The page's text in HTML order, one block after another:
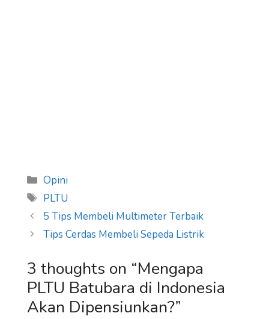
Categories
Opini
Tags
PLTU
5 Tips Membeli Multimeter Terbaik
Tips Cerdas Membeli Sepeda Listrik
3 thoughts on “Mengapa
PLTU Batubara di Indonesia
Akan Dipensiunkan?”